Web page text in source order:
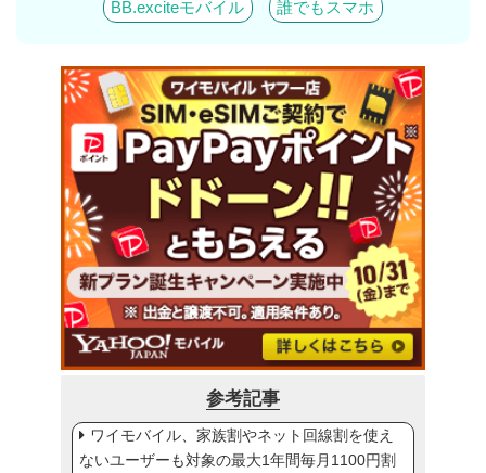
BB.exciteモバイル 誰でもスマホ
参考記事
ワイモバイル、家族割やネット回線割を使え
ないユーザーも対象の最大1年間毎月1100円割